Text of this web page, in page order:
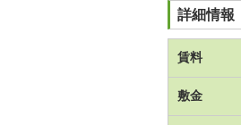
詳細情報
賃料
敷金